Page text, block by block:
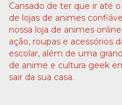
Cansado de ter que ir até
de lojas de animes
nossa loja de animes
ação, roupas e acessórios
escolar, além de uma
de anime e cultura geek
sair da sua casa.